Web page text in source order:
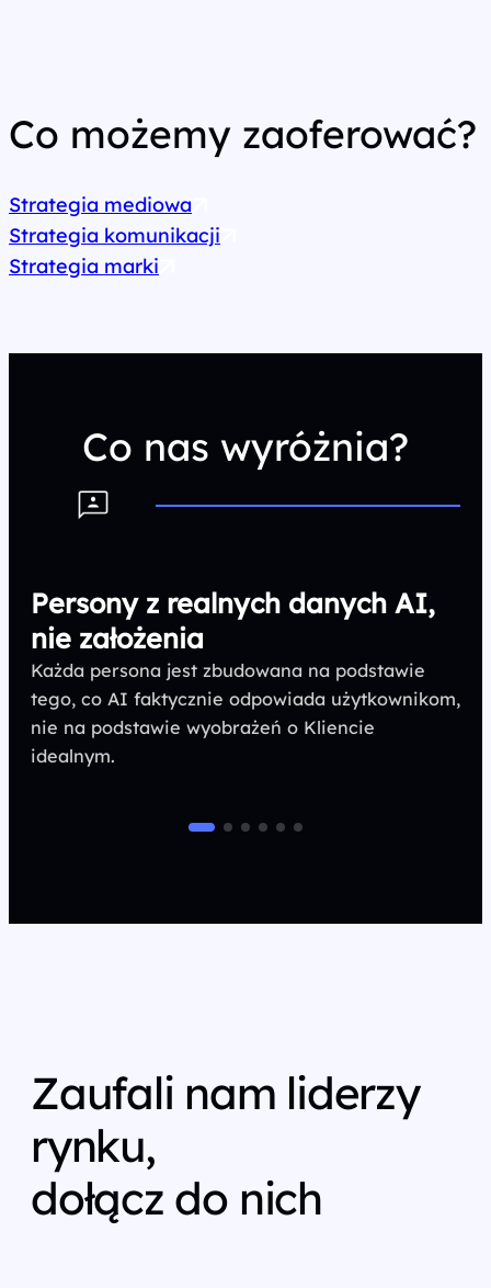
Co możemy zaoferować?
Strategia mediowa
Strategia komunikacji
Strategia marki
Co nas wyróżnia?
Persony z realnych danych AI,
nie założenia
Każda persona jest zbudowana na podstawie
tego, co AI faktycznie odpowiada użytkownikom,
nie na podstawie wyobrażeń o Kliencie
idealnym.
Zaufali nam liderzy
rynku,
dołącz do nich